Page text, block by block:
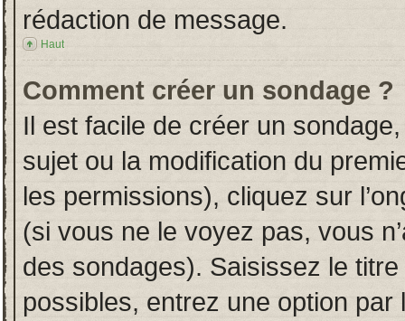
rédaction de message.
Haut
Comment créer un sondage ?
Il est facile de créer un
sujet ou la modification du
les permissions), cliquez sur
(si vous ne le voyez pas, vous
des sondages). Saisissez le
possibles, entrez une option